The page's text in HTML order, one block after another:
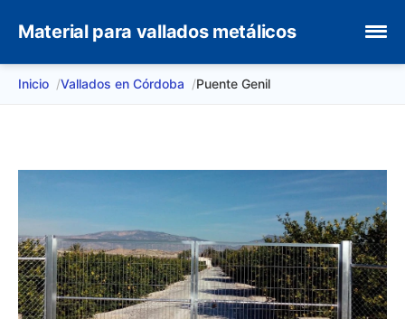
Material para vallados metálicos
Inicio Vallados en Córdoba Puente Genil